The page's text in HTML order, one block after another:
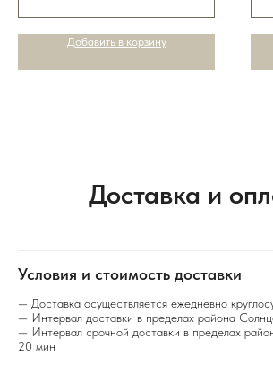
Добавить в корзину
Доставка и
Условия и стоимость доставки
— Доставка осуществляется ежедневно
— Интервал доставки в пределах района
— Интервал срочной доставки в пределах
20 мин